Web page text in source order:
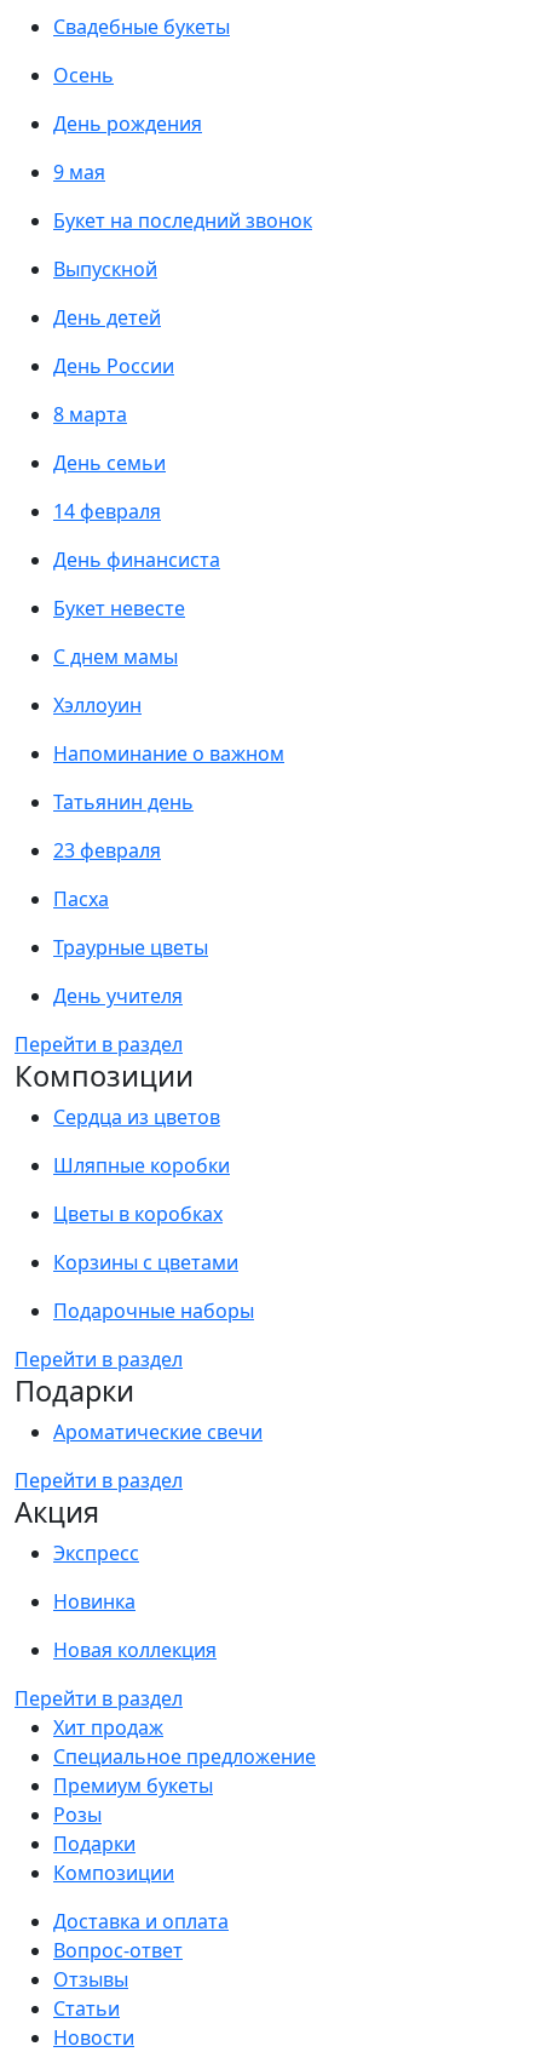
Свадебные букеты
Осень
День рождения
9 мая
Букет на последний звонок
Выпускной
День детей
День России
8 марта
День семьи
14 февраля
День финансиста
Букет невесте
С днем мамы
Хэллоуин
Напоминание о важном
Татьянин день
23 февраля
Пасха
Траурные цветы
День учителя
Перейти в раздел
Композиции
Сердца из цветов
Шляпные коробки
Цветы в коробках
Корзины с цветами
Подарочные наборы
Перейти в раздел
Подарки
Ароматические свечи
Перейти в раздел
Акция
Экспресс
Новинка
Новая коллекция
Перейти в раздел
Хит продаж
Специальное предложение
Премиум букеты
Розы
Подарки
Композиции
Доставка и оплата
Вопрос-ответ
Отзывы
Статьи
Новости